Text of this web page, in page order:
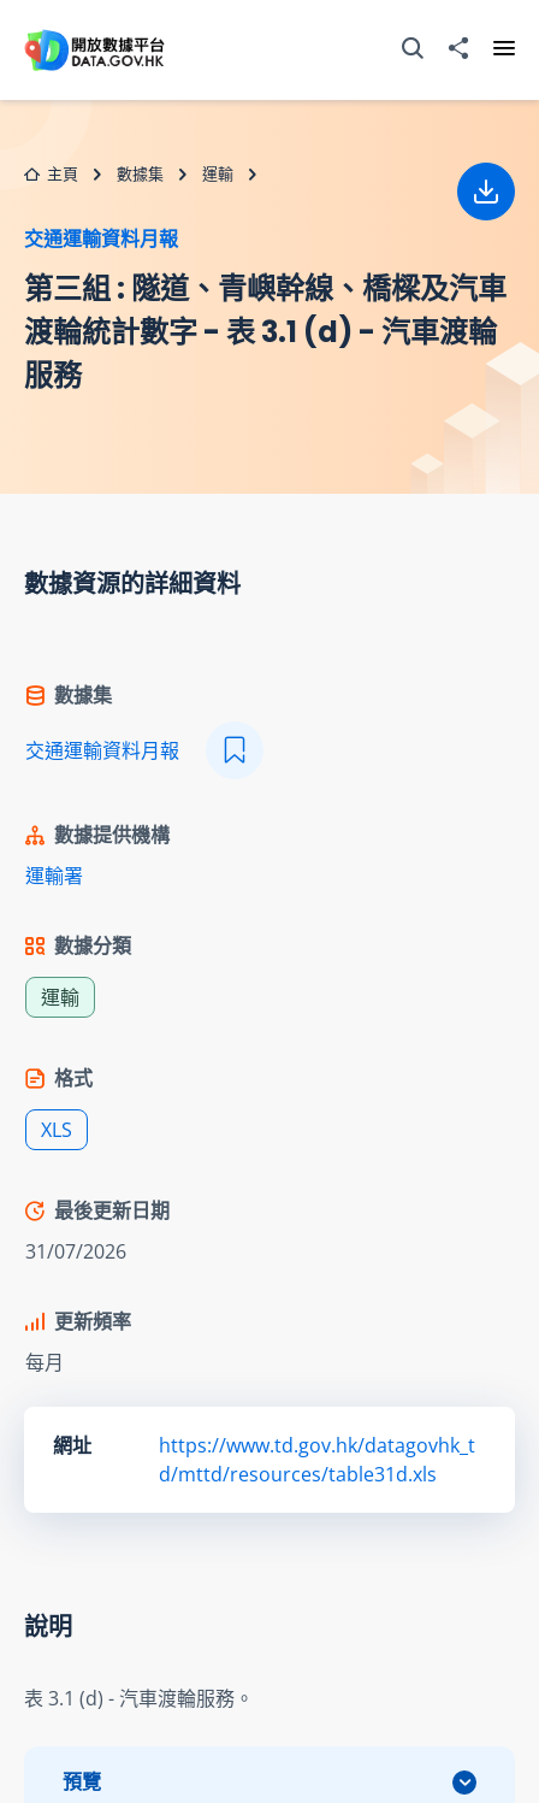
打開搜尋器分享至
主頁 數據集 運輸
交通運輸資料月報
第三組 : 隧道、青嶼幹線、橋樑及汽車
渡輪統計數字 - 表 3.1 (d) - 汽車渡輪
服務
下載
數據資源的詳細資料
數據集
交通運輸資料月報
數據提供機構
運輸署
數據分類
運輸
格式
XLS
最後更新日期
31/07/2026
更新頻率
每月
網址
https://www.td.gov.hk/datagovhk_t
d/mttd/resources/table31d.xls
說明
表 3.1 (d) - 汽車渡輪服務。
預覽